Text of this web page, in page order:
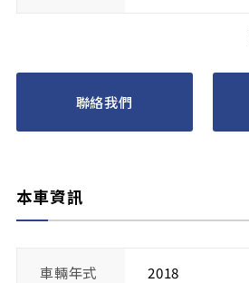
聯絡我們
本車資訊
車輛年式 2018